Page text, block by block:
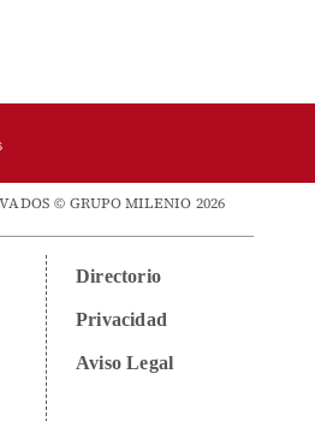
© GRUPO MILENIO 2026
Directorio
Privacidad
Aviso Legal